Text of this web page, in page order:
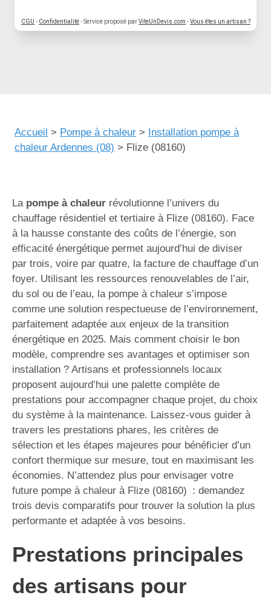
CGU - Confidentialité- Service proposé parViteUnDevis.com -Vous êtes un artisan ?
Accueil > Pompe à chaleur > Installation pompe à
chaleur Ardennes (08) > Flize (08160)
La pompe à chaleur révolutionne l’univers du
chauffage résidentiel et tertiaire à Flize (08160). Face
à la hausse constante des coûts de l’énergie, son
efficacité énergétique permet aujourd’hui de diviser
par trois, voire par quatre, la facture de chauffage d’un
foyer. Utilisant les ressources renouvelables de l’air,
du sol ou de l’eau, la pompe à chaleur s’impose
comme une solution respectueuse de l’environnement,
parfaitement adaptée aux enjeux de la transition
énergétique en 2025. Mais comment choisir le bon
modèle, comprendre ses avantages et optimiser son
installation ? Artisans et professionnels locaux
proposent aujourd’hui une palette complète de
prestations pour accompagner chaque projet, du choix
du système à la maintenance. Laissez-vous guider à
travers les prestations phares, les critères de
sélection et les étapes majeures pour bénéficier d’un
confort thermique sur mesure, tout en maximisant les
économies. N’attendez plus pour envisager votre
future pompe à chaleur à Flize (08160) : demandez
trois devis comparatifs pour trouver la solution la plus
performante et adaptée à vos besoins.
Prestations principales
des artisans pour